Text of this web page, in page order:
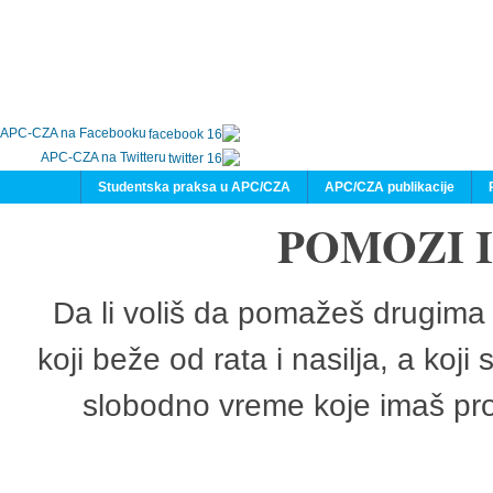
APC-CZA na Facebooku
APC-CZA na Twitteru
APC/CZA publikacije
Studentska praksa u APC/CZA
POMOZI
Da li voliš da pomažeš
koji beže od rata i nasilja, a koji
slobodno vreme koje imaš